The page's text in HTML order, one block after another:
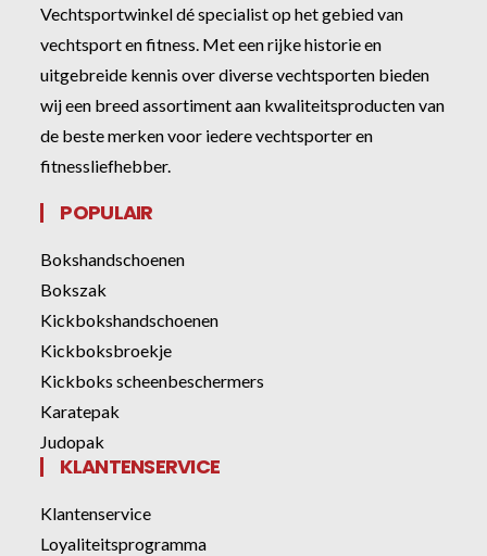
Vechtsportwinkel dé specialist op het gebied van
vechtsport en fitness. Met een rijke historie en
uitgebreide kennis over diverse vechtsporten bieden
wij een breed assortiment aan kwaliteitsproducten van
de beste merken voor iedere vechtsporter en
fitnessliefhebber.
POPULAIR
Bokshandschoenen
Bokszak
Kickbokshandschoenen
Kickboksbroekje
Kickboks scheenbeschermers
Karatepak
Judopak
KLANTENSERVICE
Klantenservice
Loyaliteitsprogramma